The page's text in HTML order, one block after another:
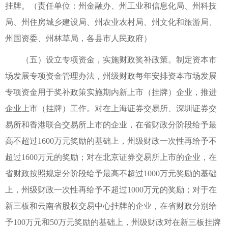
挂牌。（责任单位：州金融办、州工业和信息化局、州科技
局、州住房城乡建设局、州农业农村局、州文化和旅游局、
州国资委、州林草局，各县市人民政府）
（五）设立专项资金，实施财政奖补政策。制定资本市
场发展专项资金管理办法，州级财政每年安排资本市场发展
专项资金用于奖补政策实施期内新上市（挂牌）企业，推进
企业上市（挂牌）工作。对在上海证券交易所、深圳证券交
易所和香港联合交易所上市的企业，在省财政分阶段给予最
高不超过1600万元奖励的基础上，州级财政一次性再给予不
超过1600万元的奖励；对在北京证券交易所上市的企业，在
省财政按照规定分阶段给予最高不超过1000万元奖励的基础
上，州级财政一次性再给予不超过1000万元的奖励；对于在
新三板和云南省股权交易中心挂牌的企业，在省财政分别给
予100万元和50万元奖励的基础上，州级财政对在新三板挂牌